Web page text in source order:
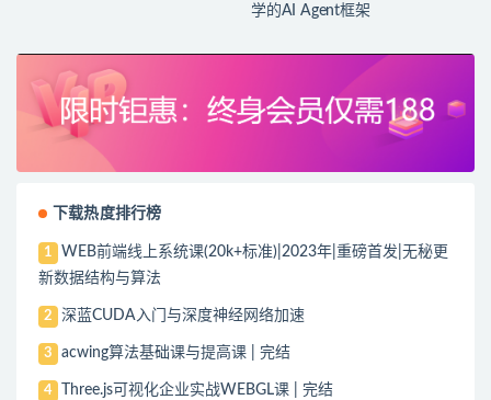
学的AI Agent框架
下载热度排行榜
1
WEB前端线上系统课(20k+标准)|2023年|重磅首发|无秘更
新数据结构与算法
2 深蓝CUDA入门与深度神经网络加速
3 acwing算法基础课与提高课 | 完结
4 Three.js可视化企业实战WEBGL课 | 完结